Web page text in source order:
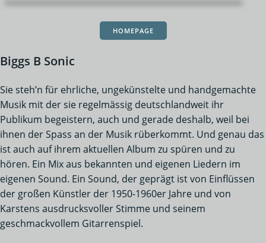
HOMEPAGE
Biggs B Sonic
Sie steh’n für ehrliche, ungekünstelte und handgemachte
Musik mit der sie regelmässig deutschlandweit ihr
Publikum begeistern, auch und gerade deshalb, weil bei
ihnen der Spass an der Musik rüberkommt. Und genau das
ist auch auf ihrem aktuellen Album zu spüren und zu
hören. Ein Mix aus bekannten und eigenen Liedern im
eigenen Sound. Ein Sound, der geprägt ist von Einflüssen
der großen Künstler der 1950-1960er Jahre und von
Karstens ausdrucksvoller Stimme und seinem
geschmackvollem Gitarrenspiel.